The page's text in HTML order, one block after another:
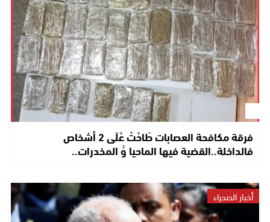
فرقة مكافحة العصابات طَاحْتْ عْلَى 2 أشخاص
فالداخلة..القضية فيها الماحيا وُ المخدرات..
أخبار الصحراء